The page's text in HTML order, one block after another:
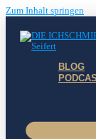
Zum Inhalt springen
BLOG